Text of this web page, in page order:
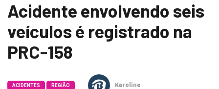
Acidente envolvendo seis
veículos é registrado na
PRC-158
ACIDENTES REGIÃO Karoline